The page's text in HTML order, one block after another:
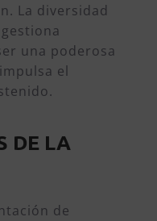
La diversidad
una poderosa
el
DE LA
de